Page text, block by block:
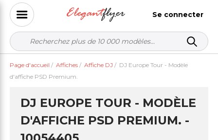
Se connecter
Page d'accueil / Affiches / Affiche DJ / DJ Europe Tour - Modèle
d'affiche PSD Premium.
DJ EUROPE TOUR - MODÈLE
D'AFFICHE PSD PREMIUM. -